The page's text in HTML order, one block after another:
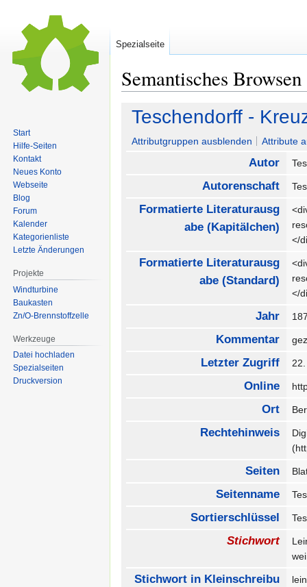
Semantisches Browsen
Zur
Navigation
springen
Zur
Suche
springen
Teschendorff -
Attributgruppen ausblenden Attribute
Autor
Autorenschaft
Formatierte Literaturausg
abe (Kapitälchen)
</
Formatierte Literaturausg
abe (Standard)
</
Jahr
Kommentar
Letzter Zugriff
Online
Ort
Rechtehinweis
Seiten
Seitenname
Sortierschlüssel
Stichwort
Stichwort in Kleinschreibu
Spezialseite
Start
Hilfe-Seiten
Kontakt
Neues Konto
Webseite
Blog
Forum
Kalender
Kategorienliste
Letzte Änderungen
Projekte
Windturbine
Baukasten
Zn/O-Brennstoffzelle
Werkzeuge
Datei hochladen
Spezialseiten
Druckversion